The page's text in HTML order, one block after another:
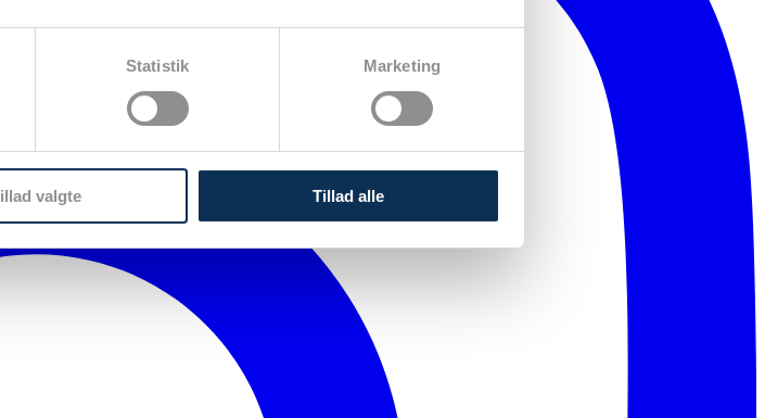
Statistik Marketing
valgte Tillad alle